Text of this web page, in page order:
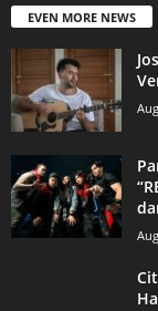
EVEN MORE NEWS